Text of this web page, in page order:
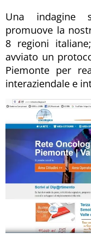
Una indagine
promuove la
8 regioni
avviato un
Piemonte per
interaziendale e